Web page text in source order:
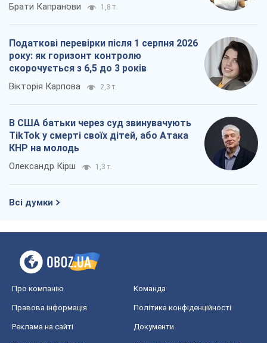
Брати Капранови 1,8 т.
Податкові перевірки після 1 серпня 2026
року: як горизонт контролю
скорочується з 6,5 до 3 років
Вікторія Карпова 2,3 т.
В США батьки через суд звинувачують
TikTok у смерті своїх дітей, або Атака
КНР на молодь
Олександр Кірш 1,3 т.
Всі думки
Про компанію Команда
Правова інформація Політика конфіденційності
Реклама на сайті Документи